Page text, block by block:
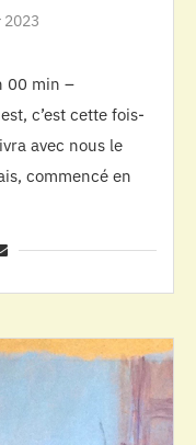
2023
00 min –
c’est cette fois-
avec nous le
commencé en